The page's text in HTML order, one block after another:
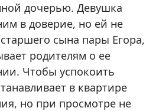
дочерью. Девушка
в доверие, но ей не
сына пары Егора,
родителям о ее
Чтобы успокоить
в квартире
но при просмотре не